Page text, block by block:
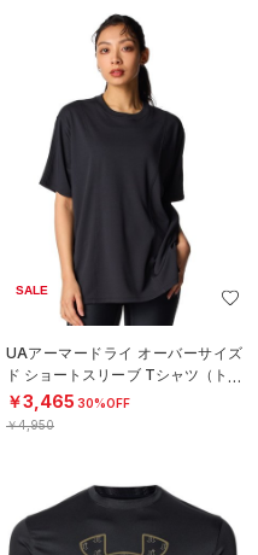
SALE
UAアーマードライ オーバーサイズ
ド ショートスリーブ Tシャツ（トレ
ーニング/WOMEN）
￥3,465 30%OFF
￥4,950